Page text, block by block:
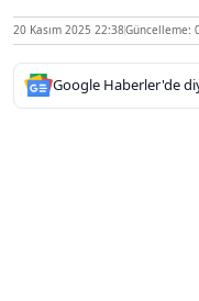
20 Kasım 2025 22:38Güncelleme:
Google Haberler'de